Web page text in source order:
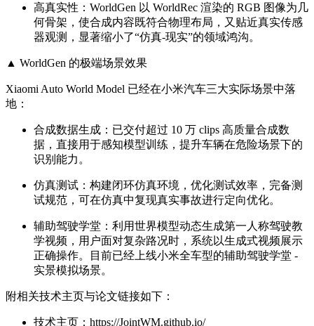
高真实性：WorldGen 以 WorldRec 渲染的 RGB 图像为几
何骨架，使合成内容既符合物理布局，又贴近真实传感
器观测，显著缩小了“仿真-现实”的领域鸿沟。
▲ WorldGen 的极端场景效果
Xiaomi Auto World Model 已经在小米汽车三大实际场景中落
地：
合成数据生成：已交付超过 10 万 clips 高质量合成数
据，直接用于感知模型训练，提升车辆在危险场景下的
识别能力。
仿真测试：构建闭环仿真环境，优化测试效率，完备测
试规范，可在仿真中复现真实事故进行定向优化。
辅助驾驶学堂：利用世界模型动态生成第一人称驾驶教
学视频，用户面对复杂路况时，系统以生成式视频展示
正确操作。目前已经上线小米全车型的辅助驾驶学堂 -
实景模拟场景。
附相关技术主页与论文链接如下：
技术主页：https://JointWM.github.io/